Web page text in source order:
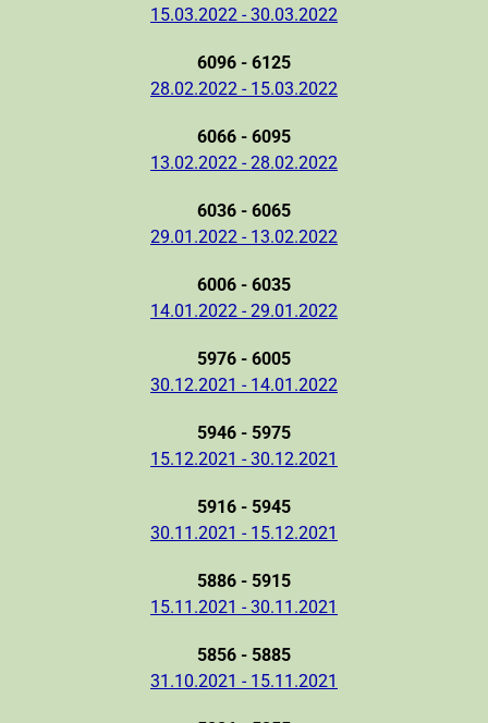
15.03.2022 - 30.03.2022
6096 - 6125
28.02.2022 - 15.03.2022
6066 - 6095
13.02.2022 - 28.02.2022
6036 - 6065
29.01.2022 - 13.02.2022
6006 - 6035
14.01.2022 - 29.01.2022
5976 - 6005
30.12.2021 - 14.01.2022
5946 - 5975
15.12.2021 - 30.12.2021
5916 - 5945
30.11.2021 - 15.12.2021
5886 - 5915
15.11.2021 - 30.11.2021
5856 - 5885
31.10.2021 - 15.11.2021